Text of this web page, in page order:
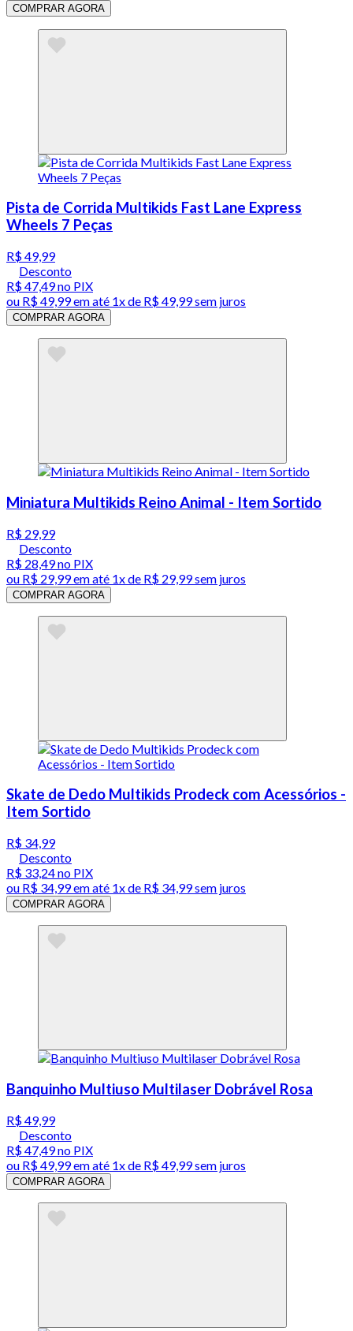
COMPRAR AGORA
Pista de Corrida Multikids Fast Lane Express
Wheels 7 Peças
R$ 49,99
Desconto
R$ 47,49no PIX
ou R$ 49,99em até 1x de R$ 49,99sem juros
COMPRAR AGORA
Miniatura Multikids Reino Animal - Item Sortido
R$ 29,99
Desconto
R$ 28,49no PIX
ou R$ 29,99em até 1x de R$ 29,99sem juros
COMPRAR AGORA
Skate de Dedo Multikids Prodeck com Acessórios -
Item Sortido
R$ 34,99
Desconto
R$ 33,24no PIX
ou R$ 34,99em até 1x de R$ 34,99sem juros
COMPRAR AGORA
Banquinho Multiuso Multilaser Dobrável Rosa
R$ 49,99
Desconto
R$ 47,49no PIX
ou R$ 49,99em até 1x de R$ 49,99sem juros
COMPRAR AGORA